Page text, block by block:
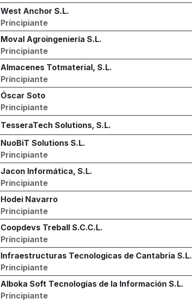
West Anchor S.L.
Principiante
Moval Agroingeniería S.L.
Principiante
Almacenes Totmaterial, S.L.
Principiante
Óscar Soto
Principiante
TesseraTech Solutions, S.L.
NuoBiT Solutions S.L.
Principiante
Jacon Informática, S.L.
Principiante
Hodei Navarro
Principiante
Coopdevs Treball S.C.C.L.
Principiante
Infraestructuras Tecnologicas de Cantabria S.L.
Principiante
Alboka Soft Tecnologías de la Información S.L.
Principiante